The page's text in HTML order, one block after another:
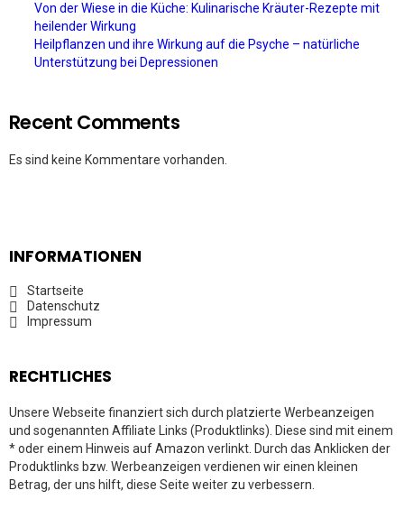
Von der Wiese in die Küche: Kulinarische Kräuter-Rezepte mit
heilender Wirkung
Heilpflanzen und ihre Wirkung auf die Psyche – natürliche
Unterstützung bei Depressionen
Recent Comments
Es sind keine Kommentare vorhanden.
INFORMATIONEN
Startseite
Datenschutz
Impressum
RECHTLICHES
Unsere Webseite finanziert sich durch platzierte Werbeanzeigen
und sogenannten Affiliate Links (Produktlinks). Diese sind mit einem
* oder einem Hinweis auf Amazon verlinkt. Durch das Anklicken der
Produktlinks bzw. Werbeanzeigen verdienen wir einen kleinen
Betrag, der uns hilft, diese Seite weiter zu verbessern.